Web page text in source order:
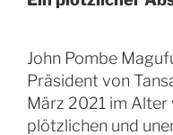
John Pombe
Präsident von
März 2021 im Alter
plötzlichen und